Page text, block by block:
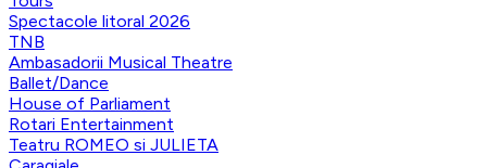
Spectacole litoral 2026
TNB
Ambasadorii Musical Theatre
Ballet/Dance
House of Parliament
Rotari Entertainment
Teatru ROMEO si JULIETA